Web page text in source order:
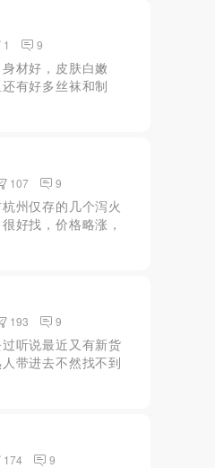
1 9
材好，皮肤白嫩
有好多丝袜和制
诱惑拉满满的，服
股坐.上来就要干
107 9
州仅存的几个泻火
好找，价格略涨，
多了，皮条客会带
。妹子么，质量就
193 9
听说最近又有新货
带进去不然找不到
打电话他们的人下
控一路才进去，进去
174 9